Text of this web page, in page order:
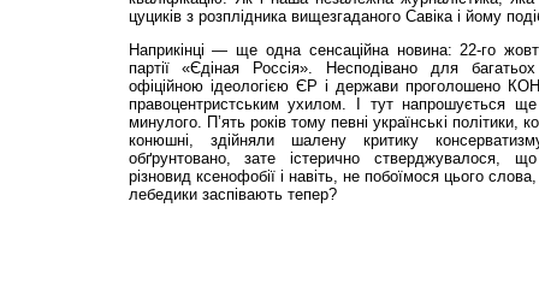
цуциків з розплідника вищезгаданого Савіка і йому
Наприкінці — ще одна сенсаційна новина: 22-го
партії «Єдіная Россія». Несподівано для
офіційною ідеологією ЄР і держави проголошено
правоцентристським ухилом. І тут напрошується
минулого. П’ять років тому певні українські політики,
конюшні, здійняли шалену критику
обґрунтовано, зате істерично стверджувалося,
різновид ксенофобії і навіть, не побоїмося цього
лебедики заспівають тепер?